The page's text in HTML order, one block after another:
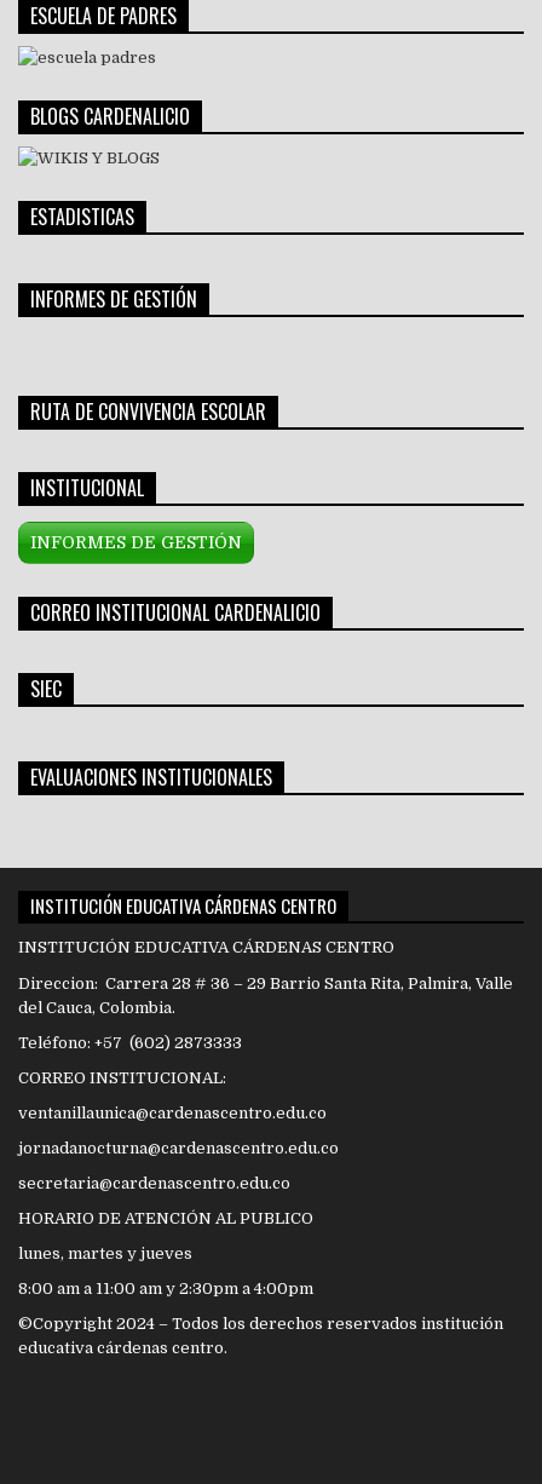
ESCUELA DE PADRES
BLOGS CARDENALICIO
ESTADISTICAS
INFORMES DE GESTIÓN
RUTA DE CONVIVENCIA ESCOLAR
INSTITUCIONAL
INFORMES DE GESTIÓN
CORREO INSTITUCIONAL CARDENALICIO
SIEC
EVALUACIONES INSTITUCIONALES
INSTITUCIÓN EDUCATIVA CÁRDENAS CENTRO
INSTITUCIÓN EDUCATIVA CÁRDENAS CENTRO
Direccion: Carrera 28 # 36 – 29 Barrio Santa Rita, Palmira, Valle
del Cauca, Colombia.
Teléfono: +57 (602) 2873333
CORREO INSTITUCIONAL:
ventanillaunica@cardenascentro.edu.co
jornadanocturna@cardenascentro.edu.co
secretaria@cardenascentro.edu.co
HORARIO DE ATENCIÓN AL PUBLICO
lunes, martes y jueves
8:00 am a 11:00 am y 2:30pm a 4:00pm
©Copyright 2024 – Todos los derechos reservados institución
educativa cárdenas centro.